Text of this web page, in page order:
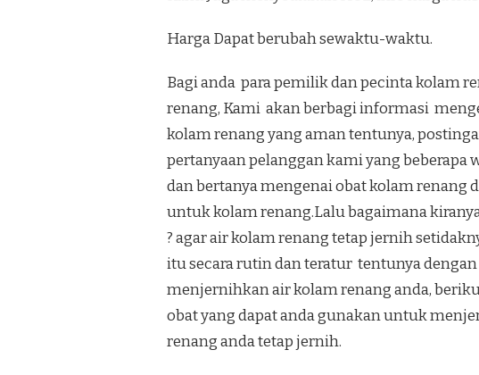
Harga Dapat berubah sewaktu-waktu.
Bagi anda para pemilik dan pecinta kolam
renang, Kami akan berbagi informasi
kolam renang yang aman tentunya,
pertanyaan pelanggan kami yang
dan bertanya mengenai obat kolam
untuk kolam renang.Lalu bagaimana
? agar air kolam renang tetap jernih
itu secara rutin dan teratur tentunya
menjernihkan air kolam renang anda,
obat yang dapat anda gunakan untuk
renang anda tetap jernih.